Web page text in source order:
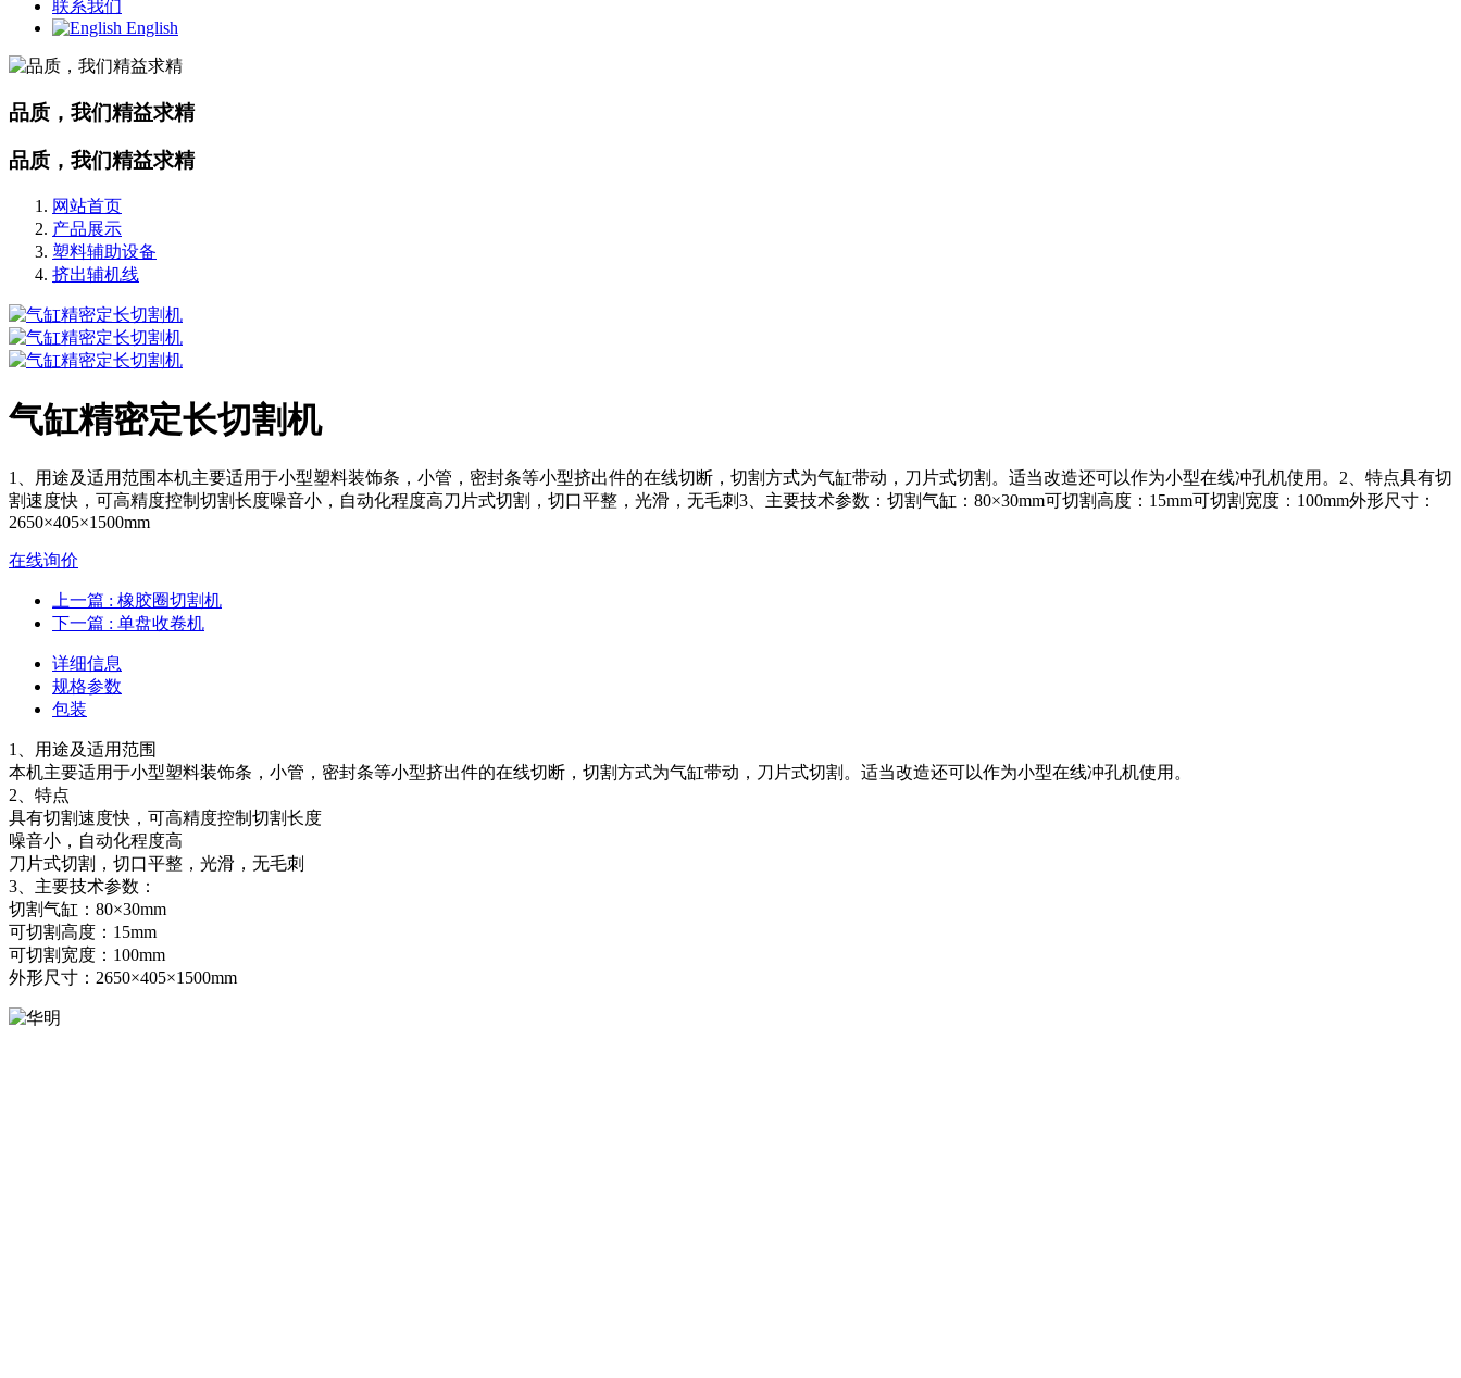
联系我们
English
品质，我们精益求精
品质，我们精益求精
网站首页
产品展示
塑料辅助设备
挤出辅机线
气缸精密定长切割机
1、用途及适用范围本机主要适用于小型塑料装饰条，小管，密封条等小型挤出件的在线切断，切割方式为气缸带动，刀片式切割。适当改造还可以作为小型在线冲孔机使用。2、特点具有切
割速度快，可高精度控制切割长度噪音小，自动化程度高刀片式切割，切口平整，光滑，无毛刺3、主要技术参数：切割气缸：80×30mm可切割高度：15mm可切割宽度：100mm外形尺寸：
2650×405×1500mm
在线询价
上一篇 : 橡胶圈切割机
下一篇 : 单盘收卷机
详细信息
规格参数
包装
1、用途及适用范围
本机主要适用于小型塑料装饰条，小管，密封条等小型挤出件的在线切断，切割方式为气缸带动，刀片式切割。适当改造还可以作为小型在线冲孔机使用。
2、特点
具有切割速度快，可高精度控制切割长度
噪音小，自动化程度高
刀片式切割，切口平整，光滑，无毛刺
3、主要技术参数：
切割气缸：80×30mm
可切割高度：15mm
可切割宽度：100mm
外形尺寸：2650×405×1500mm